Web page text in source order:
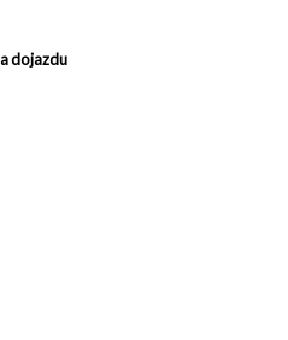
dojazdu